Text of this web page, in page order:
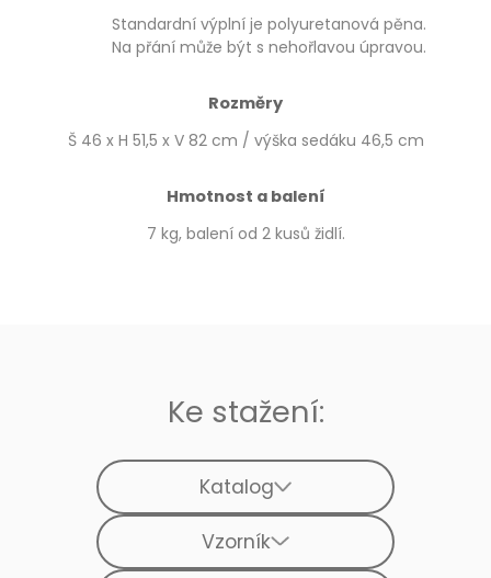
Standardní výplní je polyuretanová pěna.
Na přání může být s nehořlavou úpravou.
Rozměry
Š 46 x H 51,5 x V 82 cm / výška sedáku 46,5 cm
Hmotnost a balení
7 kg, balení od 2 kusů židlí.
Ke stažení:
Katalog
Vzorník